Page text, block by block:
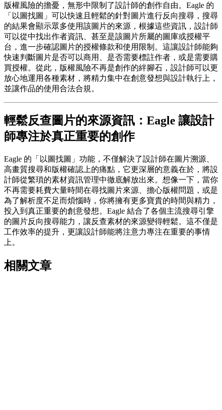
版權風險的擔憂，無形中限制了設計師的創作自由。Eagle 的
「以圖找圖」可以快速且輕鬆的針對圖片進行反向搜尋，搜尋
的結果會顯示眾多使用該圖片的來源，根據這些資訊，設計師
可以從中找出作者資訊、甚至是該圖片所屬的圖庫或授權平
台，進一步確認圖片的授權條款和使用限制。這讓設計師能夠
快速判斷圖片是否可以商用、是否需要標註作者，或是需要購
買授權。從此，版權風險不再是創作的絆腳石，設計師可以更
放心地運用各種素材，將精力集中在創意發想與設計執行上，
並讓作品的使用合法合規。
輕鬆反查圖片的來源資訊：Eagle 讓設計
師專注於真正重要的創作
Eagle 的「以圖找圖」功能，不僅解決了設計師在圖片溯源、
高畫質搜尋和版權確認上的痛點，它更深層的意義在於，將設
計師從繁瑣的素材資訊管理中徹底解放出來。想像一下，當你
不再需要耗費大量時間在尋找圖片來源、擔心版權問題，或是
為了解析度不足而煩惱時，你將擁有更多寶貴的時間與精力，
投入到真正重要的創意發想。Eagle 結合了各個主流搜尋引擎
的圖片反向搜尋能力，讓反查素材的來源變得輕鬆。這不僅是
工作效率的提升，更讓設計師能將注意力專注在重要的事情
上。
相關文章